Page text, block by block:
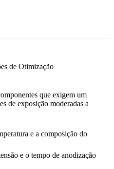
de Otimização
que exigem um
de exposição moderadas a
e a composição do
e o tempo de anodização